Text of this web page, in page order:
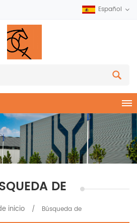
Español
DE
inicio / Búsqueda de